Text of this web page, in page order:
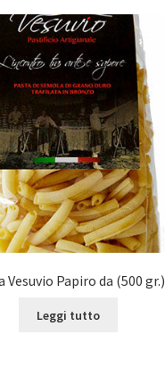
Vesuvio Papiro da (500 gr.)
Leggi tutto